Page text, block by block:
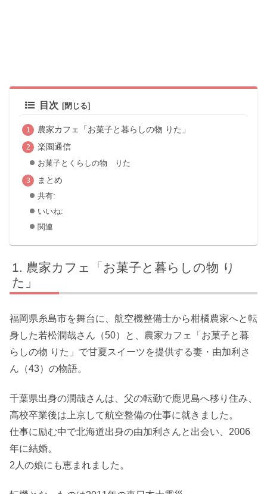
目次
農家カフェ「お菓子と暮らしの物 りた」
楽園通信
お菓子とくらしの物 りた
まとめ
共有:
いいね:
関連
農家カフェ「お菓子と暮らしの物 り
た」
福岡県糸島市を舞台に、航空機整備士から柑橘農家へと転
身した若松潤哉さん（50）と、農家カフェ「お菓子と暮
らしの物 りた」で甘夏スイーツを提供する妻・由加利さ
ん（43）の物語。
千葉県出身の潤哉さんは、父の転勤で鹿児島へ移り住み、
高校卒業後は上京して航空整備の仕事に就きました。
仕事に励む中で北海道出身の由加利さんと出会い、2006
年に結婚。
2人の娘にも恵まれました。